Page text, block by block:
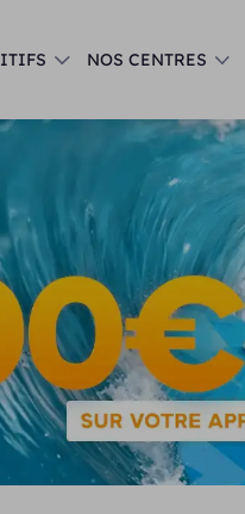
NOS CENTRES